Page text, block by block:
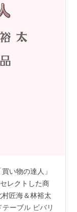
い物の達人」
レクトした商
匠海＆林裕太
ーブル ビバリ